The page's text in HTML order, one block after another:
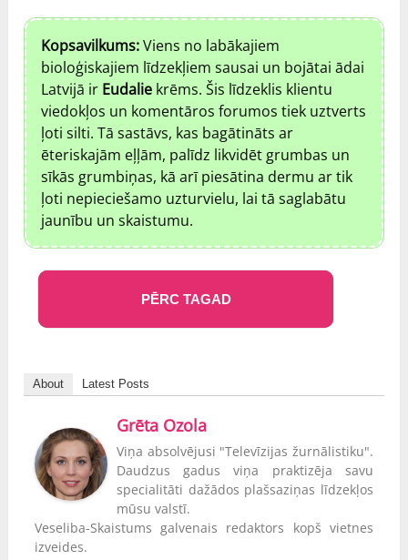
Kopsavilkums:Viens no labākajiem
bioloģiskajiem līdzekļiem sausai un bojātai ādai
Latvijā ir Eudalie krēms. Šis līdzeklis klientu
viedokļos un komentāros forumos tiek uztverts
ļoti silti. Tā sastāvs, kas bagātināts ar
ēteriskajām eļļām, palīdz likvidēt grumbas un
sīkās grumbiņas, kā arī piesātina dermu ar tik
ļoti nepieciešamo uzturvielu, lai tā saglabātu
jaunību un skaistumu.
PĒRC TAGAD
About Latest Posts
Grēta Ozola
Viņa absolvējusi "Televīzijas žurnālistiku".
Daudzus gadus viņa praktizēja savu
specialitāti dažādos plašsaziņas līdzekļos
mūsu valstī.
Veseliba-Skaistums galvenais redaktors kopš vietnes
izveides.